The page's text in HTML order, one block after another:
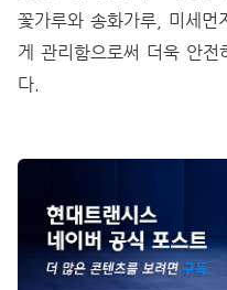
꽃가루와 송화가루, 미세
게 관리함으로써 더욱 안전
다.